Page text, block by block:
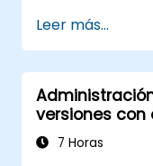
entorno de
Leer más...
versiones con
Versiones
7 Horas